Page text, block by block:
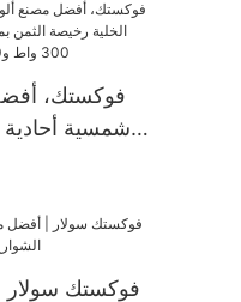
فوكستك،
شمسية أحادية
فوكستك